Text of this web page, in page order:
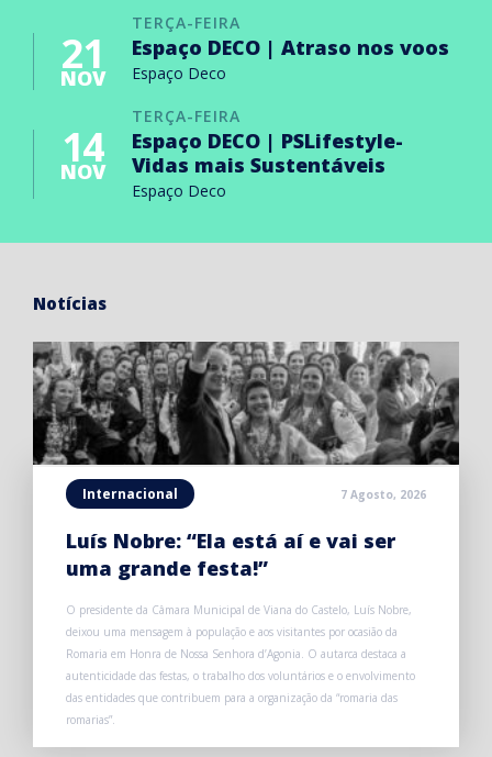
TERÇA-FEIRA
21
NOV
Espaço DECO | Atraso nos voos
Espaço Deco
TERÇA-FEIRA
14
NOV
Espaço DECO | PSLifestyle-
Vidas mais Sustentáveis
Espaço Deco
Notícias
Internacional 7 Agosto, 2026
Luís Nobre: “Ela está aí e vai ser
uma grande festa!”
O presidente da Câmara Municipal de Viana do Castelo, Luís Nobre,
deixou uma mensagem à população e aos visitantes por ocasião da
Romaria em Honra de Nossa Senhora d’Agonia. O autarca destaca a
autenticidade das festas, o trabalho dos voluntários e o envolvimento
das entidades que contribuem para a organização da “romaria das
romarias”.